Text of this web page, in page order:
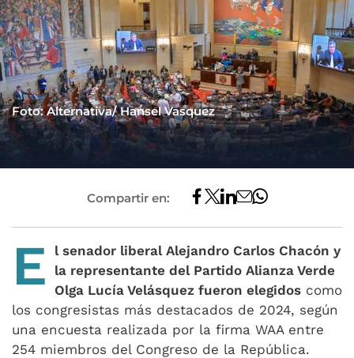
Foto: Alternativa/ Hansel Vasquez
Compartir en:
E
l senador liberal Alejandro Carlos Chacón y
la representante del Partido Alianza Verde
Olga Lucía Velásquez fueron elegidos como
los congresistas más destacados de 2024, según
una encuesta realizada por la firma WAA entre
254 miembros del Congreso de la República.